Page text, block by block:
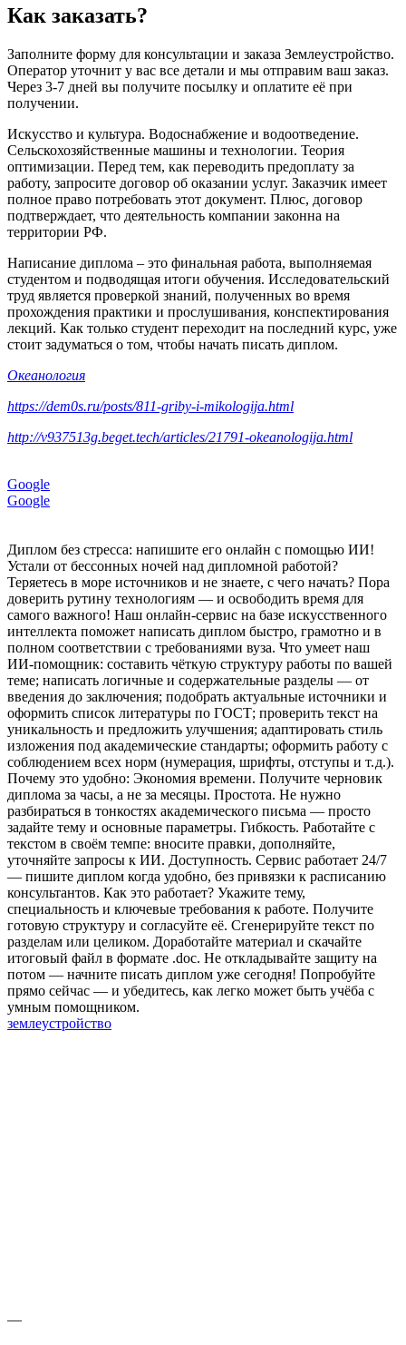
Как заказать?
Заполните форму для консультации и заказа Землеустройство.
Оператор уточнит у вас все детали и мы отправим ваш заказ.
Через 3-7 дней вы получите посылку и оплатите её при
получении.
Искусство и культура. Водоснабжение и водоотведение.
Сельскохозяйственные машины и технологии. Теория
оптимизации. Перед тем, как переводить предоплату за
работу, запросите договор об оказании услуг. Заказчик имеет
полное право потребовать этот документ. Плюс, договор
подтверждает, что деятельность компании законна на
территории РФ.
Написание диплома – это финальная работа, выполняемая
студентом и подводящая итоги обучения. Исследовательский
труд является проверкой знаний, полученных во время
прохождения практики и прослушивания, конспектирования
лекций. Как только студент переходит на последний курс, уже
стоит задуматься о том, чтобы начать писать диплом.
Океанология
https://dem0s.ru/posts/811-griby-i-mikologija.html
http://v937513g.beget.tech/articles/21791-okeanologija.html
Google
Google
Диплом без стресса: напишите его онлайн с помощью ИИ!
Устали от бессонных ночей над дипломной работой?
Теряетесь в море источников и не знаете, с чего начать? Пора
доверить рутину технологиям — и освободить время для
самого важного! Наш онлайн‑сервис на базе искусственного
интеллекта поможет написать диплом быстро, грамотно и в
полном соответствии с требованиями вуза. Что умеет наш
ИИ‑помощник: составить чёткую структуру работы по вашей
теме; написать логичные и содержательные разделы — от
введения до заключения; подобрать актуальные источники и
оформить список литературы по ГОСТ; проверить текст на
уникальность и предложить улучшения; адаптировать стиль
изложения под академические стандарты; оформить работу с
соблюдением всех норм (нумерация, шрифты, отступы и т. д.).
Почему это удобно: Экономия времени. Получите черновик
диплома за часы, а не за месяцы. Простота. Не нужно
разбираться в тонкостях академического письма — просто
задайте тему и основные параметры. Гибкость. Работайте с
текстом в своём темпе: вносите правки, дополняйте,
уточняйте запросы к ИИ. Доступность. Сервис работает 24/7
— пишите диплом когда удобно, без привязки к расписанию
консультантов. Как это работает? Укажите тему,
специальность и ключевые требования к работе. Получите
готовую структуру и согласуйте её. Сгенерируйте текст по
разделам или целиком. Доработайте материал и скачайте
итоговый файл в формате .doc. Не откладывайте защиту на
потом — начните писать диплом уже сегодня! Попробуйте
прямо сейчас — и убедитесь, как легко может быть учёба с
умным помощником.
землеустройство
—